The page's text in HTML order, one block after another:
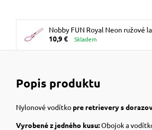
Nobby FUN Royal Neon ružové
pre retrievery 170cm / 13mm
VÝPREDAJ
10,9 € Skladem
Popis produktu
Nylonové vodítko pre retrievery s
Vyrobené z jedného kusu:Obojok a